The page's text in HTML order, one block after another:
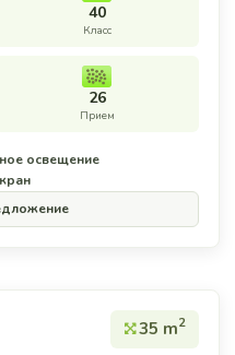
40
Класс
26
Прием
освещение
35 m2